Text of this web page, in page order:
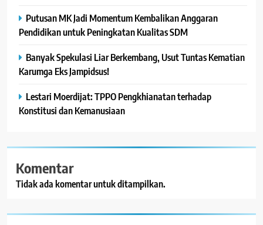
Putusan MK Jadi Momentum Kembalikan Anggaran
Pendidikan untuk Peningkatan Kualitas SDM
Banyak Spekulasi Liar Berkembang, Usut Tuntas Kematian
Karumga Eks Jampidsus!
Lestari Moerdijat: TPPO Pengkhianatan terhadap
Konstitusi dan Kemanusiaan
Komentar
Tidak ada komentar untuk ditampilkan.